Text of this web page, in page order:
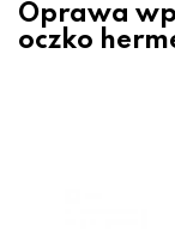
Oprawa
oczko